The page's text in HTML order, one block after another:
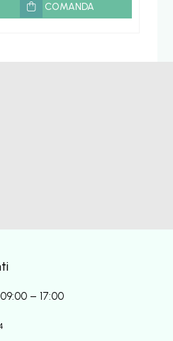
COMANDA
– 17:00